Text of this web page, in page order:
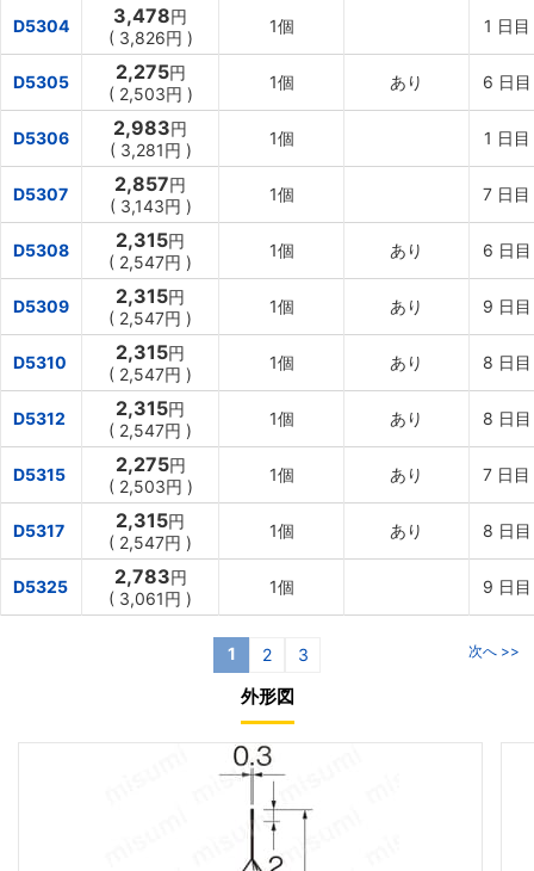
D5304 3,478円
( 3,826円 )
1個 1 日目
D5305 2,275円
( 2,503円 )
1個 あり 6 日目
D5306 2,983円
( 3,281円 )
1個 1 日目
D5307 2,857円
( 3,143円 )
1個 7 日目
D5308 2,315円
( 2,547円 )
1個 あり 6 日目
D5309 2,315円
( 2,547円 )
1個 あり 9 日目
D5310 2,315円
( 2,547円 )
1個 あり 8 日目
D5312 2,315円
( 2,547円 )
1個 あり 8 日目
D5315 2,275円
( 2,503円 )
1個 あり 7 日目
D5317 2,315円
( 2,547円 )
1個 あり 8 日目
D5325 2,783円
( 3,061円 )
1個 9 日目
1 2 3 次へ >>
外形図